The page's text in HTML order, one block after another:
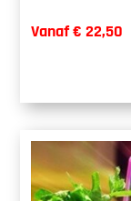
Vanaf € 22,50